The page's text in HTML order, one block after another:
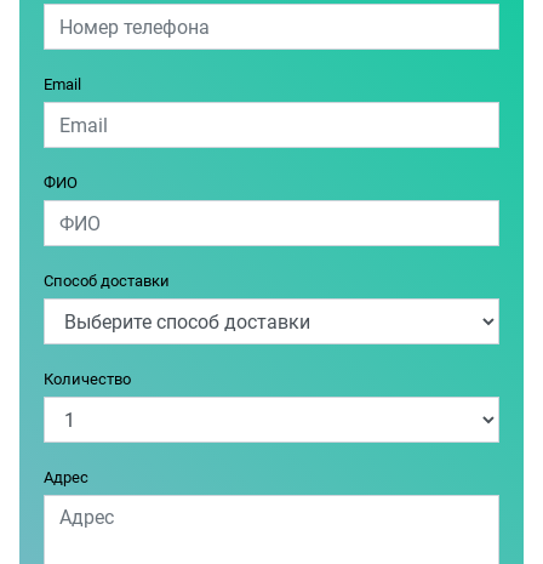
Email
ФИО
Способ доставки
Количество
Адрес